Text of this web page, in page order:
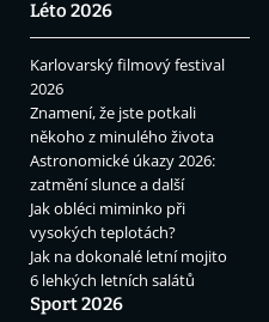
Léto 2026
Karlovarský filmový festival
2026
Znamení, že jste potkali
někoho z minulého života
Astronomické úkazy 2026:
zatmění slunce a další
Jak obléci miminko při
vysokých teplotách?
Jak na dokonalé letní mojito
6 lehkých letních salátů
Sport 2026